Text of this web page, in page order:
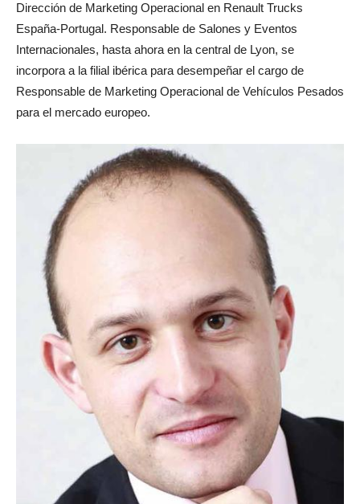
Dirección de Marketing Operacional en Renault Trucks
España-Portugal. Responsable de Salones y Eventos
Internacionales, hasta ahora en la central de Lyon, se
incorpora a la filial ibérica para desempeñar el cargo de
Responsable de Marketing Operacional de Vehículos Pesados
para el mercado europeo.